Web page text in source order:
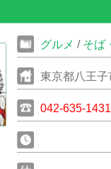
グルメ / そば
東京都八王
042-635-1431